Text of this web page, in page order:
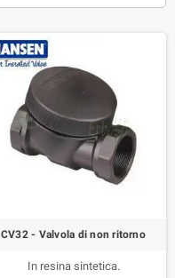
CV32 - Valvola di non ritorno
In resina sintetica.